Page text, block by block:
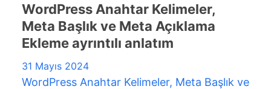
WordPress Anahtar Kelimeler,
Meta Başlık ve Meta Açıklama
Ekleme ayrıntılı anlatım
31 Mayıs 2024
WordPress Anahtar Kelimeler, Meta Başlık ve